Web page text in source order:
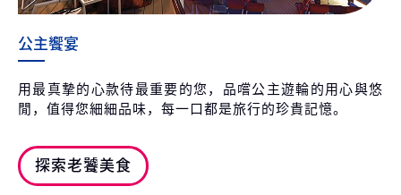
公主饗宴
用最真摯的心款待最重要的您，品嚐公主遊輪的用心與悠
閒，值得您細細品味，每一口都是旅行的珍貴記憶。
探索老饕美食